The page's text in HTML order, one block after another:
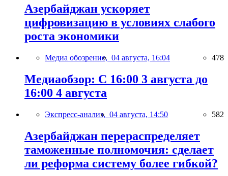
Азербайджан ускоряет
цифровизацию в условиях слабого
роста экономики
Медиа обозрение, 04 августа, 16:04 478
Медиаобзор: С 16:00 3 августа до
16:00 4 августа
Экспресс-анализ, 04 августа, 14:50 582
Азербайджан перераспределяет
таможенные полномочия: сделает
ли реформа систему более гибкой?